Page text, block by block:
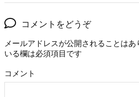
コメントをどうぞ
メールアドレスが公開されることはあ
いる欄は必須項目です
コメント